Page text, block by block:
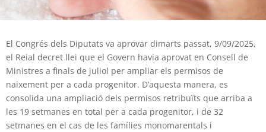
El Congrés dels Diputats va aprovar dimarts passat, 9/09/2025,
el Reial decret llei que el Govern havia aprovat en Consell de
Ministres a finals de juliol per ampliar els permisos de
naixement per a cada progenitor. D’aquesta manera, es
consolida una ampliació dels permisos retribuïts que arriba a
les 19 setmanes en total per a cada progenitor, i de 32
setmanes en el cas de les famílies monomarentals i